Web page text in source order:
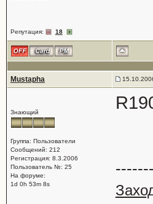
Репутация: 18
Mustapha
Знающий
Группа: Пользователи
Сообщений: 212
Регистрация: 8.3.2006
Пользователь №: 25
На форуме:
1d 0h 53m 8s